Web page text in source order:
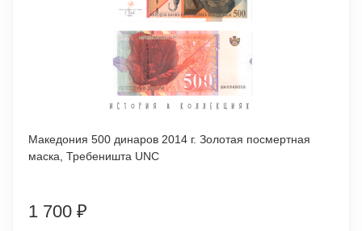
Македония 500 динаров 2014 г. Золотая посмертная
маска, Требеништа UNC
1 700 ₽